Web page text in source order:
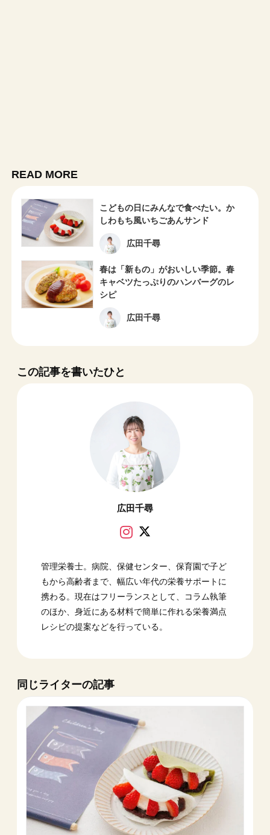
READ MORE
こどもの日にみんなで⾷べたい。か
しわもち風いちごあんサンド
広田千尋
春は「新もの」がおいしい季節。春
キャベツたっぷりのハンバーグのレ
シピ
広田千尋
この記事を書いたひと
広田千尋
管理栄養士。病院、保健センター、保育園で子ど
もから高齢者まで、幅広い年代の栄養サポートに
携わる。現在はフリーランスとして、コラム執筆
のほか、身近にある材料で簡単に作れる栄養満点
レシピの提案などを行っている。
同じライターの記事